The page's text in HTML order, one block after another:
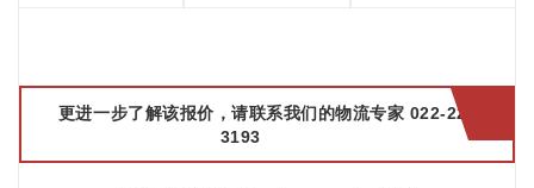
更进一步了解该报价，请联系我们的物流专家 022-2299
3193